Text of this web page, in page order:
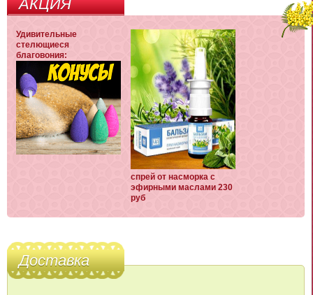
АКЦИЯ
Удивительные
стелющиеся
благовония:
спрей от насморка с
эфирными маслами 230
руб
Доставка